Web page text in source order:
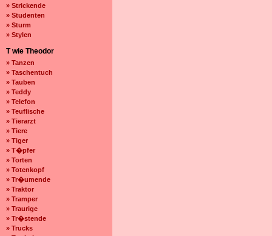
» Strickende
» Studenten
» Sturm
» Stylen
T wie Theodor
» Tanzen
» Taschentuch
» Tauben
» Teddy
» Telefon
» Teuflische
» Tierarzt
» Tiere
» Tiger
» T�pfer
» Torten
» Totenkopf
» Tr�umende
» Traktor
» Tramper
» Traurige
» Tr�stende
» Trucks